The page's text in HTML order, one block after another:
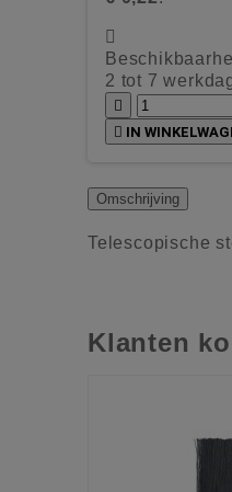

2 tot 7

 IN
Omschrijving
Telescopische
Klanten